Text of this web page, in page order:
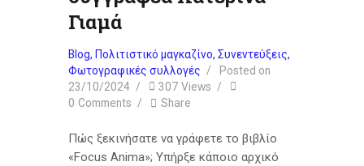
Γιαμά
Blog, Πολιτιστικό μαγκαζίνο, Συνεντεύξεις,
Φωτογραφικές συλλογές
Posted on
23/10/2024
307 Views
0 Comments Share
Πώς ξεκινήσατε να γράφετε το βιβλίο
«Focus Anima»; Υπήρξε κάποιο αρχικό